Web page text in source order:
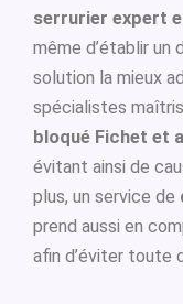
serrurier expert
même d’établir
solution la mieux
spécialistes
bloqué Fichet et
évitant ainsi de
plus, un service de
prend aussi en
afin d’éviter toute